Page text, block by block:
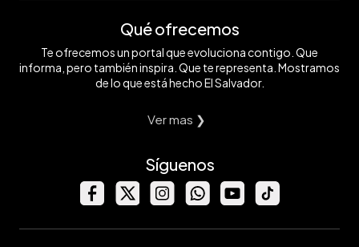
Qué ofrecemos
Te ofrecemos un portal que evoluciona contigo. Que
informa, pero también inspira. Que te representa. Mostramos
de lo que está hecho El Salvador.
Ver mas ❯
Síguenos